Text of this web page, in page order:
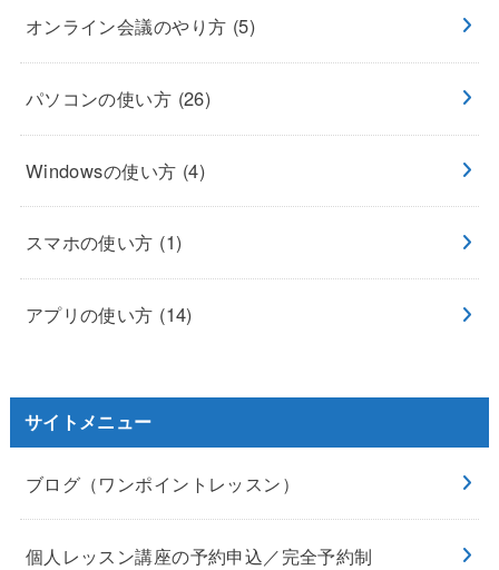
オンライン会議のやり方 (5)
パソコンの使い方 (26)
Windowsの使い方 (4)
スマホの使い方 (1)
アプリの使い方 (14)
サイトメニュー
ブログ（ワンポイントレッスン）
個人レッスン講座の予約申込／完全予約制